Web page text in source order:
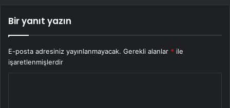
Bir yanıt yazın
E-posta adresiniz yayınlanmayacak. Gerekli alanlar * ile
işaretlenmişlerdir